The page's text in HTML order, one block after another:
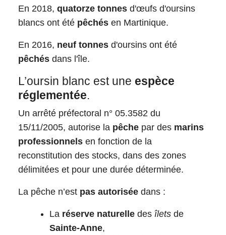
En 2018, quatorze tonnes d'œufs d'oursins
blancs ont été pêchés en Martinique.
En 2016, neuf tonnes d'oursins ont été
pêchés dans l'île.
L’oursin blanc est une espèce
réglementée.
Un arrêté préfectoral n° 05.3582 du
15/11/2005, autorise la pêche par des marins
professionnels en fonction de la
reconstitution des stocks, dans des zones
délimitées et pour une durée déterminée.
La pêche n’est pas autorisée dans :
La réserve naturelle des îlets de
Sainte-Anne,